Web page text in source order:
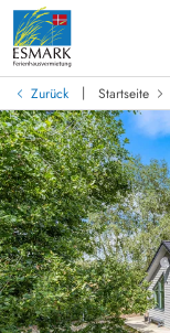
Zurück | Startseite